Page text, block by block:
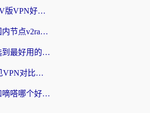
海外党必看：快帆TV版VPN好用吗？和快游VPN对比哪个回国效果更好？附实用避坑指南
海外党无忧指南：国内节点v2ray怎么选？一键回国VPN+多场景实测帮你避坑
海外党必看：如何选到最好用的回国加速器？从节点到售后的全维度指南
ChickCN VPN和洞见VPN对比哪个回国效果更好？海外党亲测3款加速器+避坑指南
海外党必看：斧牛和嘀嗒哪个好？3个维度教你选对回国加速器